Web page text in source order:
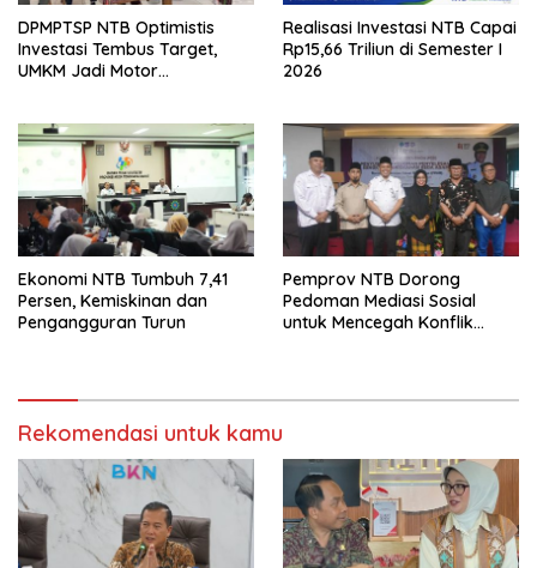
DPMPTSP NTB Optimistis
Investasi Tembus Target,
UMKM Jadi Motor
Realisasi Investasi NTB Capai
Rp15,66 Triliun di Semester I
2026
Ekonomi NTB Tumbuh 7,41
Persen, Kemiskinan dan
Pengangguran Turun
Pemprov NTB Dorong
Pedoman Mediasi Sosial
untuk Mencegah Konflik
Rekomendasi untuk kamu